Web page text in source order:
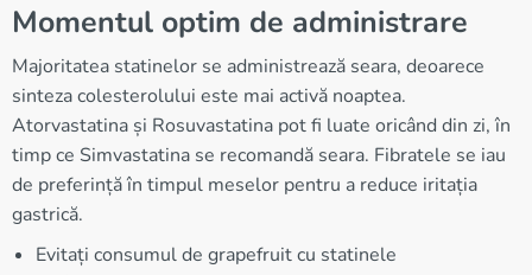
Momentul optim de administrare
Majoritatea statinelor se administrează seara, deoarece
sinteza colesterolului este mai activă noaptea.
Atorvastatina și Rosuvastatina pot fi luate oricând din zi, în
timp ce Simvastatina se recomandă seara. Fibratele se iau
de preferință în timpul meselor pentru a reduce iritația
gastrică.
Evitați consumul de grapefruit cu statinele